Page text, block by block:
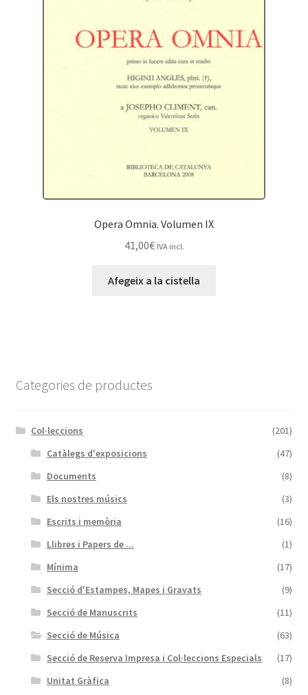
Opera Omnia. Volumen IX
41,00€ IVA incl.
Afegeix a la cistella
Categories de productes
Col·leccions
(201)
Catàlegs d'exposicions
(47)
Documents
(8)
Els nostres músics
(3)
Escrits i memòria
(16)
Llibres i Papers de ...
(1)
Mínima
(17)
Secció d'Estampes, Mapes i Gravats
(9)
Secció de Manuscrits
(11)
Secció de Música
(63)
Secció de Reserva Impresa i Col·leccions Especials
(17)
Unitat Gràfica
(8)